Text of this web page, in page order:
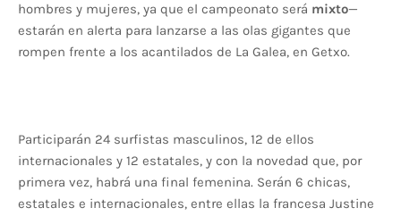
hombres y mujeres, ya que el campeonato será mixto—
estarán en alerta para lanzarse a las olas gigantes que
rompen frente a los acantilados de La Galea, en Getxo.
Participarán 24 surfistas masculinos, 12 de ellos
internacionales y 12 estatales, y con la novedad que, por
primera vez, habrá una final femenina. Serán 6 chicas,
estatales e internacionales, entre ellas la francesa Justine